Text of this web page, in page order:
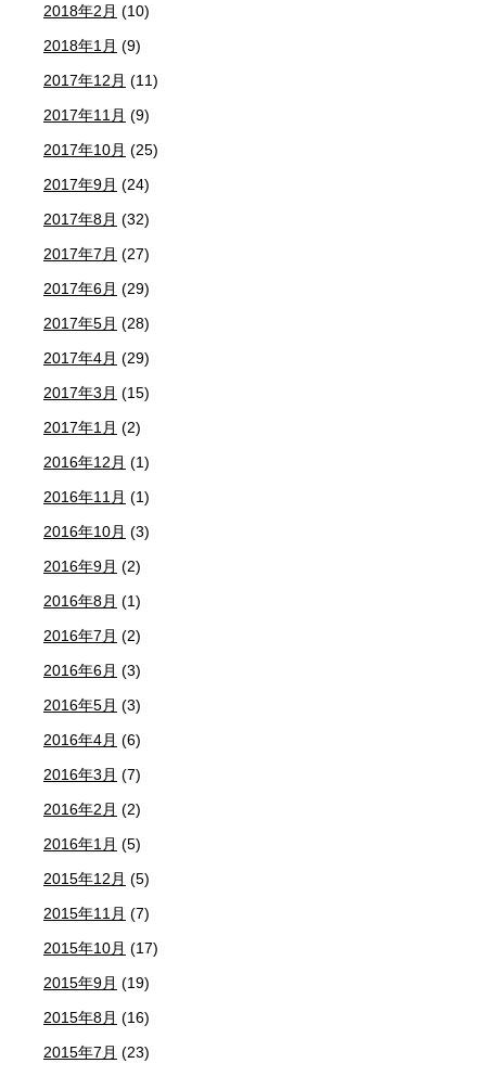
2018年2月 (10)
2018年1月 (9)
2017年12月 (11)
2017年11月 (9)
2017年10月 (25)
2017年9月 (24)
2017年8月 (32)
2017年7月 (27)
2017年6月 (29)
2017年5月 (28)
2017年4月 (29)
2017年3月 (15)
2017年1月 (2)
2016年12月 (1)
2016年11月 (1)
2016年10月 (3)
2016年9月 (2)
2016年8月 (1)
2016年7月 (2)
2016年6月 (3)
2016年5月 (3)
2016年4月 (6)
2016年3月 (7)
2016年2月 (2)
2016年1月 (5)
2015年12月 (5)
2015年11月 (7)
2015年10月 (17)
2015年9月 (19)
2015年8月 (16)
2015年7月 (23)